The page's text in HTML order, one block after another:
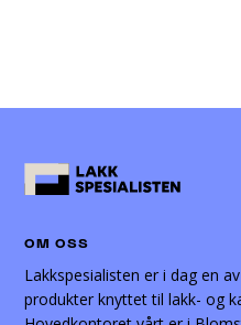
OM OSS
Lakkspesialisten er i dag en
produkter knyttet til lakk- og